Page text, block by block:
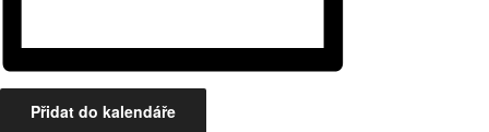
Přidat do kalendáře